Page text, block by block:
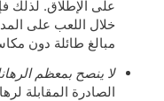
على الإطلاق. لذلك
خلال اللعب على
مبالغ طائلة دون
لا ينصح بمعظم
الصادرة المقابلة